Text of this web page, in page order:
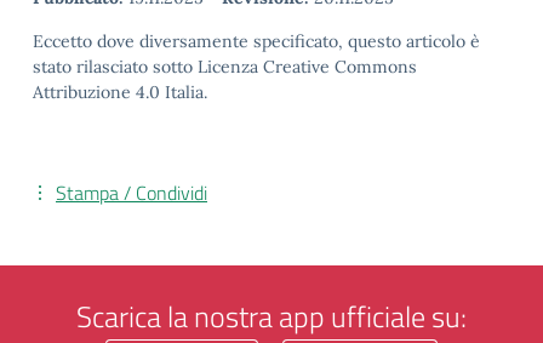
Eccetto dove diversamente specificato, questo articolo è
stato rilasciato sotto Licenza Creative Commons
Attribuzione 4.0 Italia.
Stampa / Condividi
Scarica la nostra app ufficiale su: